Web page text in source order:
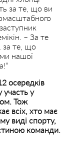
за те, що ви
– За те
за те, що
нашої
осередків
участь у
Тож
всіх, хто має
виді спорту,
команди.